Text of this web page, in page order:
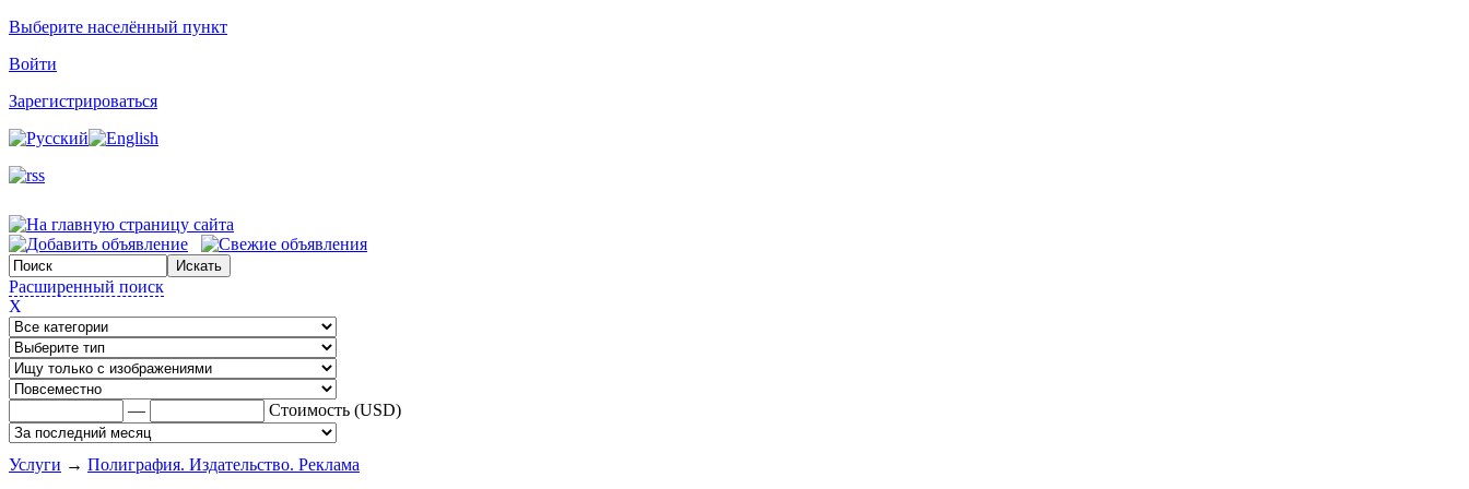
Выберите населённый пункт
Войти
Зарегистрироваться
Расширенный поиск
X
— Стоимость (USD)
Услуги → Полиграфия. Издательство. Реклама